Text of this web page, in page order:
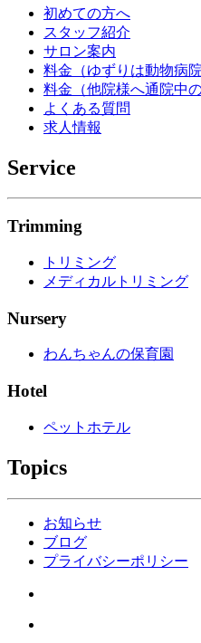
初めての方へ
スタッフ紹介
サロン案内
料金（ゆずりは動物病
料金（他院様へ通院中
よくある質問
求人情報
Service
Trimming
トリミング
メディカルトリミング
Nursery
わんちゃんの保育園
Hotel
ペットホテル
Topics
お知らせ
ブログ
プライバシーポリシー